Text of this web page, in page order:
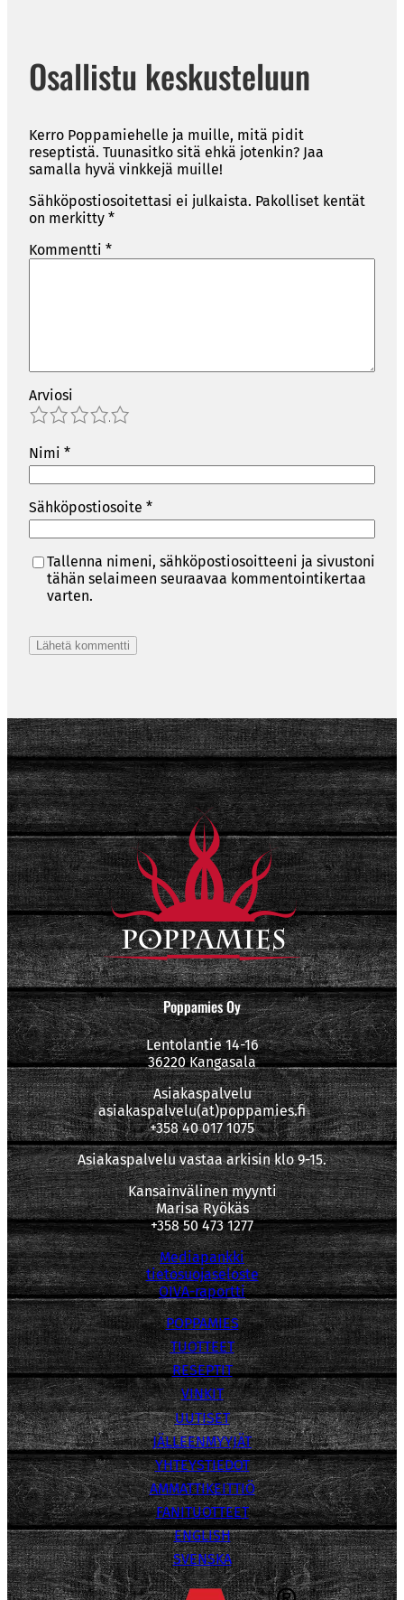
Osallistu keskusteluun
Kerro Poppamiehelle ja muille, mitä pidit
reseptistä. Tuunasitko sitä ehkä jotenkin? Jaa
samalla hyvä vinkkejä muille!
Sähköpostiosoitettasi ei julkaista. Pakolliset kentät
on merkitty *
Kommentti *
Arviosi
4
3
2
1
Nimi *
Sähköpostiosoite *
Tallenna nimeni, sähköpostiosoitteeni ja sivustoni
tähän selaimeen seuraavaa kommentointikertaa
varten.
Poppamies Oy
Lentolantie 14-16
36220 Kangasala
Asiakaspalvelu
asiakaspalvelu(at)poppamies.fi
+358 40 017 1075
Asiakaspalvelu vastaa arkisin klo 9-15.
Kansainvälinen myynti
Marisa Ryökäs
+358 50 473 1277
Mediapankki
tietosuojaseloste
OIVA-raportti
POPPAMIES
TUOTTEET
RESEPTIT
VINKIT
UUTISET
JÄLLEENMYYJÄT
YHTEYSTIEDOT
AMMATTIKEITTIÖ
FANITUOTTEET
ENGLISH
SVENSKA